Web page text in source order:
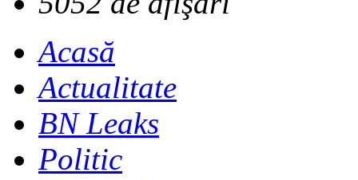
Acasă
Actualitate
BN Leaks
Politic